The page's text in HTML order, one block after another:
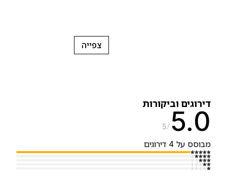
צפייה
וביקורות
5
על 4 דירוגים